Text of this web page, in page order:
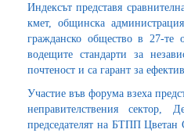
Индексът представя
кмет, общинска
гражданско общество в 27-
водещите стандарти за
почтеност и са гарант за
Участие във форума взеха
неправителствения сектор,
председателят на БТПП Цветан